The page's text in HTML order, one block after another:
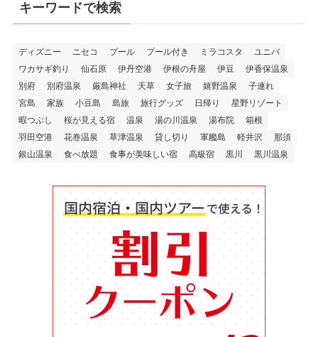
キーワードで検索
ディズニー ニセコ プール プール付き ミラコスタ
ユニバ
ワカサギ釣り
仙石原 伊丹空港 伊根の舟屋 伊豆
伊香保温泉
別府
別府温泉 厳島神社 天草 女子旅 嬉野温泉
子連れ
宮島
家族 小豆島 島旅 旅行グッズ 日帰り
星野リゾート
暇つぶし
桜が見える宿 温泉 湯の川温泉 湯布院
箱根
羽田空港
花巻温泉 草津温泉 貸し切り 軍艦島 軽井沢
那須
銀山温泉
食べ放題 食事が美味しい宿 高級宿 黒川 黒川温泉